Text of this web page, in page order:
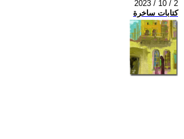
2023 / 10 / 2
كتابات ساخرة